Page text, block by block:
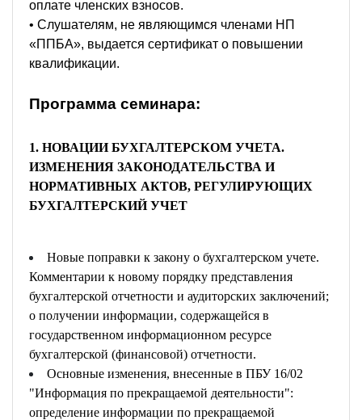
оплате членских взносов.
• Слушателям, не являющимся членами НП
«ППБА», выдается сертификат о повышении
квалификации.
Программа семинара:
1. НОВАЦИИ БУХГАЛТЕРСКОМ УЧЕТА.
ИЗМЕНЕНИЯ ЗАКОНОДАТЕЛЬСТВА И
НОРМАТИВНЫХ АКТОВ, РЕГУЛИРУЮЩИХ
БУХГАЛТЕРСКИЙ УЧЕТ
Новые поправки к закону о бухгалтерском учете.
Комментарии к новому порядку представления
бухгалтерской отчетности и аудиторских заключений;
о получении информации, содержащейся в
государственном информационном ресурсе
бухгалтерской (финансовой) отчетности.
Основные изменения, внесенные в ПБУ 16/02
"Информация по прекращаемой деятельности":
определение информации по прекращаемой